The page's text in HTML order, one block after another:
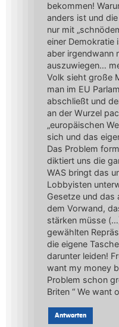
bekommen!
anders ist und
nur mit
einer Demokratie
aber irgendwann
auszuwiegen…
Volk sieht große
man im EU
abschließt und
an der Wurzel
„europäischen
sich und das
Das Problem
diktiert uns die
WAS bringt das
Lobbyisten
Gesetze und das
dem Vorwand,
stärken müsse
gewählten
die eigene
darunter leiden!
want my money
Problem schon
Briten “ We want
Antworten